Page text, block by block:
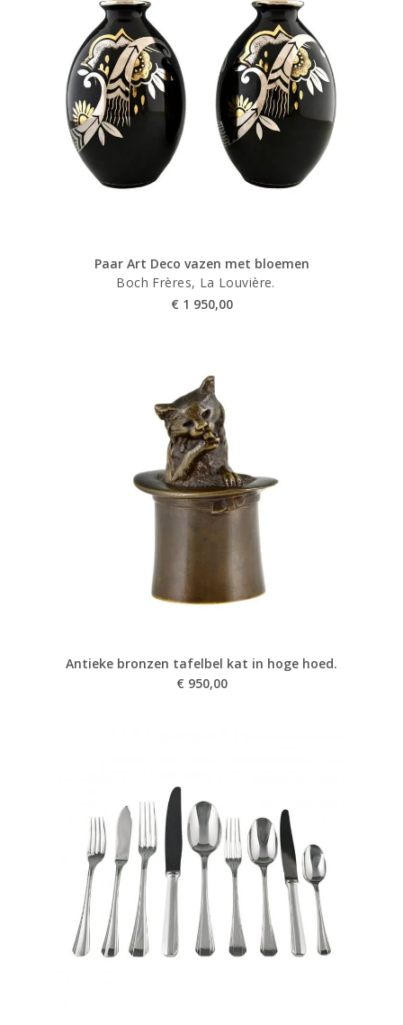
Paar Art Deco vazen met bloemen
Boch Frères, La Louvière.
€ 1 950,00
Antieke bronzen tafelbel kat in hoge hoed.
€ 950,00